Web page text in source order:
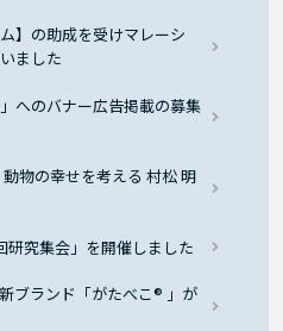
】の助成を受けマレーシ
ました
へのバナー広告掲載の募集
動物の幸せを考える 村松 明
研究集会」を開催しました
ブランド「がたべこ® 」が